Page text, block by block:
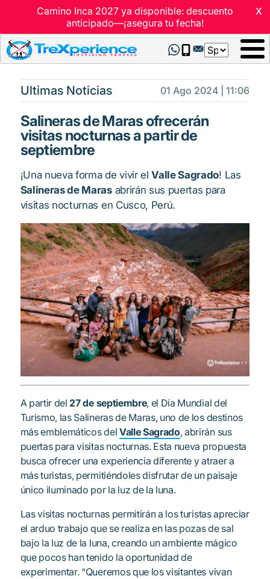
x
Camino Inca 2027 ya disponible: descuento
anticipado—¡asegura tu fecha!
Select
your
Ultimas Noticias 01 Ago 2024 | 11:06
Salineras de Maras ofrecerán
visitas nocturnas a partir de
septiembre
¡Una nueva forma de vivir elValle Sagrado! Las
Salineras de Marasabrirán sus puertas para
visitas nocturnas en Cusco, Perú.
A partir del27 de septiembre, el Día Mundial del
Turismo, las Salineras de Maras, uno de los destinos
más emblemáticos del Valle Sagrado, abrirán sus
puertas para visitas nocturnas. Esta nueva propuesta
busca ofrecer una experiencia diferente y atraer a
más turistas, permitiéndoles disfrutar de un paisaje
único iluminado por la luz de la luna.
Las visitas nocturnas permitirán a los turistas apreciar
el arduo trabajo que se realiza en las pozas de sal
bajo la luz de la luna, creando un ambiente mágico
que pocos han tenido la oportunidad de
experimentar. “Queremos que los visitantes vivan